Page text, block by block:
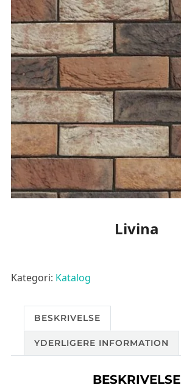
Livina
Kategori: Katalog
BESKRIVELSE
YDERLIGERE INFORMATION
BESKRIVELSE